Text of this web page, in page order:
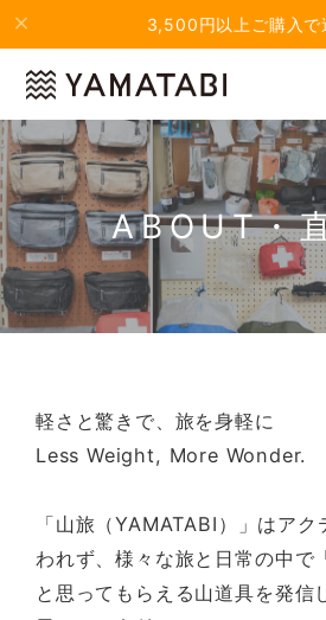
3,500円以上ご購入で
ABOUT・
軽さと驚きで、旅を身軽に
Less Weight, More Wonder.
「山旅（YAMATABI）」はアク
われず、様々な旅と日常の中で
と思ってもらえる山道具を発信